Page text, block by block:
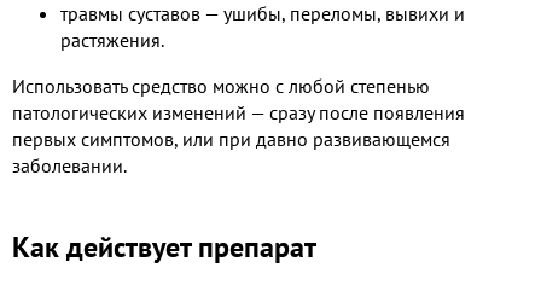
травмы суставов — ушибы, переломы, вывихи и
растяжения.
Использовать средство можно с любой степенью
патологических изменений — сразу после появления
первых симптомов, или при давно развивающемся
заболевании.
Как действует препарат